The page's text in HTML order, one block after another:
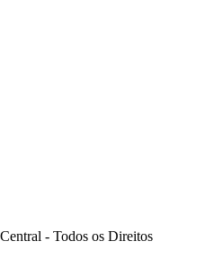
- Todos os Direitos